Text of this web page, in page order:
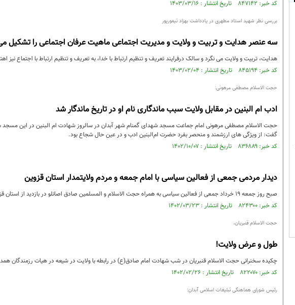
کد خبر: ۸۴۷۱۴۲ تاریخ انتشار : ۱۴۰۳/۰۳/۱۶
بررسی نظر شهید استاد مطهری در یادداشت بهزاد تیمورپور
سه عنصر هدایت و تربیت و ولایت و مدیریت اجتماعی ماهیت عرفان اجتماعی را تشکیل
هدایت، تربیت و ولایت می نگرد و سالک درفرایند تعریف و تنظیم ارتباط با خدا، به تعریف و تنظیم ارتباط با اجتماع نیز
کد خبر: ۸۴۵۱۹۴ تاریخ انتشار : ۱۴۰۳/۰۲/۰۴
حجت الاسلام مصطفی مرهونی:
ادب ام البنین در مقابل ولایت سبب ماندگاری نام او در تاریخ ماندگار شد
حجت الاسلام مصطفی مرهونی امام جماعت مسجد شهدای گمنام شهر آبدان در سالروز شهادت ام البنین در این
گفت: از ویژگی های ارزشمند و منحصر بفرد حضرت ام‌البنین ادب و در عین حال شجاع بود.
کد خبر: ۸۳۶۸۸۹ تاریخ انتشار : ۱۴۰۲/۱۰/۰۷
دیدار مردمی جمعی از فعالین سیاسی با امام جمعه و مردم ولایتمدار استان قزوین
صبح روز جمعه ۱۹ خرداد جمعی از فعالین سیاسی به همراه حجت الاسلام و المسلمین صادق اصانلو در بازدید از استان قزوین ابتدا در امامزاده حليمه ....
کد خبر: ۸۲۴۳۰۰ تاریخ انتشار : ۱۴۰۲/۰۳/۲۳
حجت الاسلام قنبریان،
طول و عرض ولایت!
چکیده سخنرانی حجت الاسلام قنبریان در شب شهادت امام صادق(ع) در رابطه با ولایت در شیعه در هیات رزمندگان
کد خبر: ۸۲۲۰۷۰ تاریخ انتشار : ۱۴۰۲/۰۲/۲۶
رئیس شورای هماهنگی تبلیغات اسلامی آبدان: